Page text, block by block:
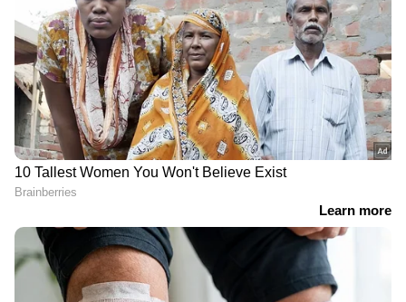
Related Articles
ബാലറ്റ് പേപ്പർ ഉപയോ​ഗിച്ച് തദ്ദേശ
തെര‍ഞ്ഞെടുപ്പ് നടത്താൻ തെരഞ്ഞെടുപ്പ്
കമ്മീഷൻ; എതിർപ്പുമായി ബിജെപി
'ട്രംപ് നേരിട്ടത് 3 ആക്രമണങ്ങൾ, ഇത്
ശരിയായി തോന്നുന്നില്ല'; പ്രധാനമന്ത്രിയുടെ
കുറച്ചതിൽ ആശങ്ക പ്രകടിച്ച് മുൻ റോ
സെക്രട്ടറി
തത്സമയ അപ്‌ഡേറ്റുകളും ആഴത്തിലുള്ള
വിശകലനവും സമഗ്രമായ റിപ്പോർട്ടിംഗും —
എല്ലാം ഒരൊറ്റ സ്ഥലത്ത്. ഏത് സമയത്തും,
എവിടെയും വിശ്വസനീയമായ വാർത്തകൾ
ലഭിക്കാൻAsianet News Malayalam